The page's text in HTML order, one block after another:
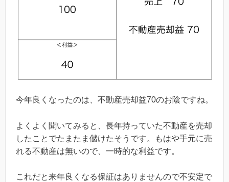
今年良くなったのは、不動産売却益70のお陰ですね。
よくよく聞いてみると、長年持っていた不動産を売却
したことでたまたま儲けたそうです。もはや手元に売
れる不動産は無いので、一時的な利益です。
これだと来年良くなる保証はありませんので不安定で